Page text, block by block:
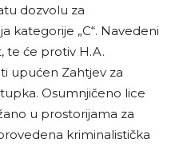
dozvolu za
kategorije „C“. Navedeni
te će protiv H.A.
upućen Zahtjev za
Osumnjičeno lice
u prostorijama za
kriminalistička